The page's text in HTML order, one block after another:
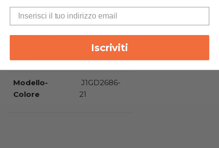
Tipologia Neutra
Peso 215g
Modello-
Colore
J1GD2686-
21
Iscriviti